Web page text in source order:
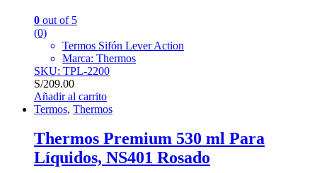
0 out of 5
(0)
Termos Sifón Lever Action
Marca: Thermos
SKU: TPL-2200
S/209.00
Añadir al carrito
Termos, Thermos
Thermos Premium 530 ml Para
Líquidos, NS401 Rosado